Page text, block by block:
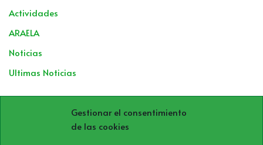
Gestionar el consentimiento
de las cookies
Actividades
ARAELA
Noticias
Ultimas Noticias